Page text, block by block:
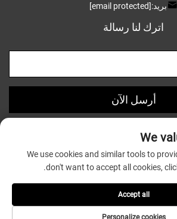
بريد:[email protected]
اترك لنا رسالة
أرسل الآن
حقوق النشر © 2025 بواسطة شركة قوانغدونغ غريتسون للأواني
المحدودة |
سياسة الخصوصية
We
We use cookies and similar tools to
don't want to accept all cookies,
Personalize cookies
Accept all